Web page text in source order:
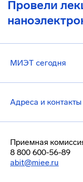
Провели
МИЭТ сегодня
Адреса и контакты
Приемная
8 800 600-56-89
abit@miee.ru